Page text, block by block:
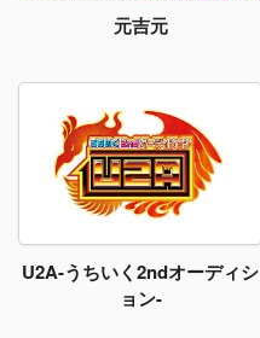
元吉元
U2A-うちいく2ndオーディシ
ョン-